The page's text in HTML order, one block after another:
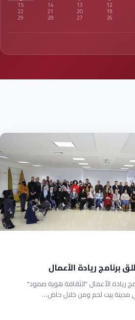
12
13
14
15
19
20
21
22
26
27
28
29
برنامج ريادة الأعمال
ريادة الأعمال "الثقافة هوية صمود"
مدينة بيت لحم ومن خلال حاض…